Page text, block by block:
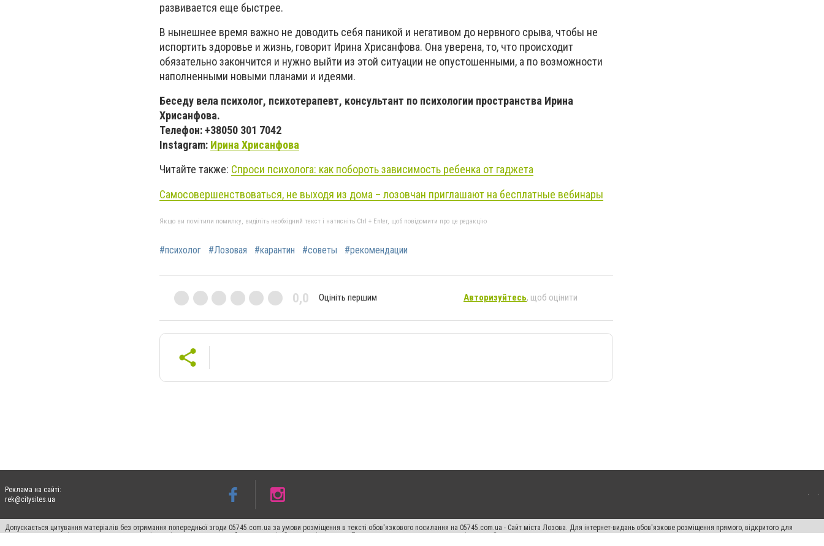
развивается еще быстрее.
В нынешнее время важно не доводить себя паникой и негативом до нервного срыва, чтобы не
испортить здоровье и жизнь, говорит Ирина Хрисанфова. Она уверена, то, что происходит
обязательно закончится и нужно выйти из этой ситуации не опустошенными, а по возможности
наполненными новыми планами и идеями.
Беседу вела психолог, психотерапевт, консультант по психологии пространства Ирина
Хрисанфова.
Телефон: +38050 301 7042
Instagram: Ирина Хрисанфова
Читайте также: Спроси психолога: как побороть зависимость ребенка от гаджета
Самосовершенствоваться, не выходя из дома – лозовчан приглашают на бесплатные вебинары
Якщо ви помітили помилку, виділіть необхідний текст і натисніть Ctrl + Enter, щоб повідомити про це редакцію
#психолог #Лозовая #карантин #советы #рекомендации
0,0 Оцініть першим Авторизуйтесь, щоб оцінити
Реклама на сайті:
rek@citysites.ua
Допускається цитування матеріалів без отримання попередньої згоди 05745.com.ua за умови розміщення в тексті обов'язкового посилання на 05745.com.ua - Сайт міста Лозова. Для інтернет-видань обов'язкове розміщення прямого, відкритого для
пошукових систем гіперпосилання на цитовані статті не нижче другого абзацу в тексті або в якості джерела. Порушення виняткових прав переслідується Законом.